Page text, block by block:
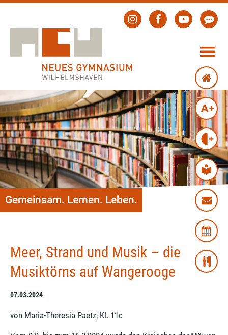
Gemeinsam. Lernen. Leben.
Meer, Strand und Musik – die
Musiktörns auf Wangerooge
07.03.2024
von Maria-Theresia Paetz, Kl. 11c